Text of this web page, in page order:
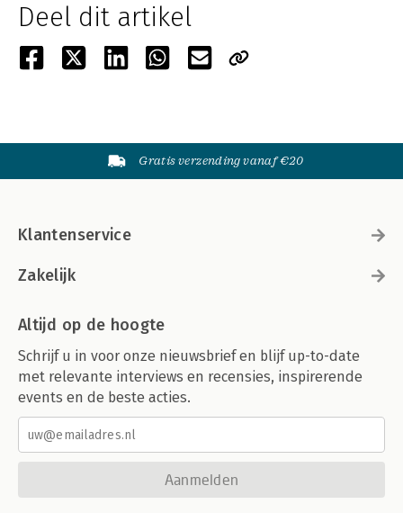
Deel dit artikel
Gratis verzending vanaf €20
Klantenservice
Zakelijk
Altijd op de hoogte
Schrijf u in voor onze nieuwsbrief en blijf up-to-date
met relevante interviews en recensies, inspirerende
events en de beste acties.
Aanmelden